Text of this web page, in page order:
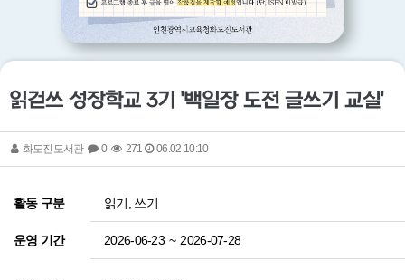
읽걷쓰 성장학교 3기 '백일장 도전 글쓰기 교실'
화도진도서관 0 271 06.02 10:10
활동 구분 읽기, 쓰기
운영 기간 2026-06-23 ~ 2026-07-28